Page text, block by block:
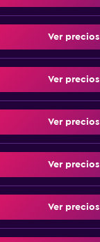
Ver precios
Ver precios
Ver precios
Ver precios
Ver precios